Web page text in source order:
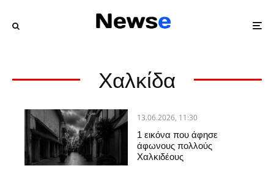
Χαλκίδα
13.06.2026, 11:30
1 εικόνα που άφησε
άφωνους πολλούς
Χαλκιδέους